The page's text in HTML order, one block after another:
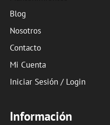
Blog
Nosotros
Contacto
Mi Cuenta
Iniciar Sesión / Login
Información